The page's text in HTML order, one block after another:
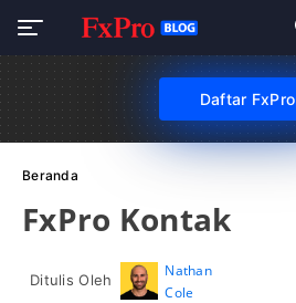
Daftar FxPro
Beranda
FxPro Kontak
Ditulis Oleh
Nathan
Cole